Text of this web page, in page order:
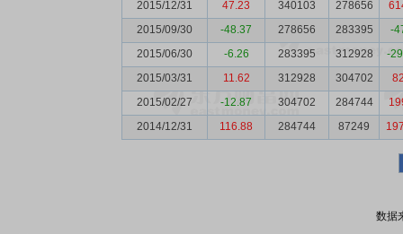
2015/12/31
47.23 340103 278656
2015/09/30
-48.37 278656 283395
-
2015/06/30
-6.26 283395 312928
-
2015/03/31
11.62 312928 304702
2015/02/27
-12.87 304702 284744
2014/12/31
116.88 284744 87249
数据